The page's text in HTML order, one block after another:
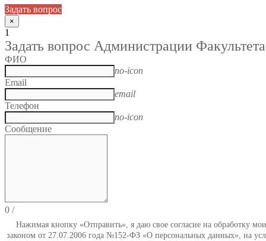
Задать вопрос
×
1
Задать вопрос Администрации Факультета
ФИО
no-icon
Email
email
Телефон
no-icon
Сообщение
0 /
Нажимая кнопку «Отправить», я даю свое согласие на обработку
законом от 27.07.2006 года №152-ФЗ «О персональных данных», на